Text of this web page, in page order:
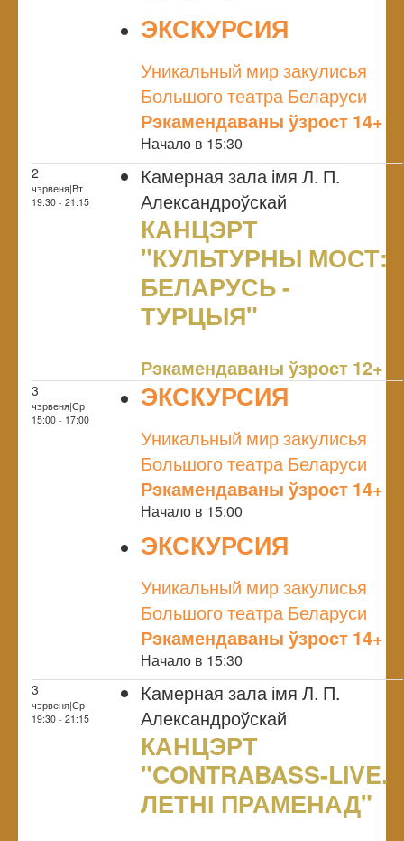
ЭКСКУРСИЯ
Уникальный мир закулисья
Большого театра Беларуси
Рэкамендаваны ўзрост 14+
Начало в 15:30
2
чэрвеня|Вт
19:30 - 21:15
Камерная зала імя Л. П.
Александроўскай
КАНЦЭРТ
"КУЛЬТУРНЫ МОСТ:
БЕЛАРУСЬ -
ТУРЦЫЯ"
Рэкамендаваны ўзрост 12+
3
чэрвеня|Ср
15:00 - 17:00
ЭКСКУРСИЯ
Уникальный мир закулисья
Большого театра Беларуси
Рэкамендаваны ўзрост 14+
Начало в 15:00
ЭКСКУРСИЯ
Уникальный мир закулисья
Большого театра Беларуси
Рэкамендаваны ўзрост 14+
Начало в 15:30
3
чэрвеня|Ср
19:30 - 21:15
Камерная зала імя Л. П.
Александроўскай
КАНЦЭРТ
"CONTRABASS-LIVE.
ЛЕТНІ ПРАМЕНАД"